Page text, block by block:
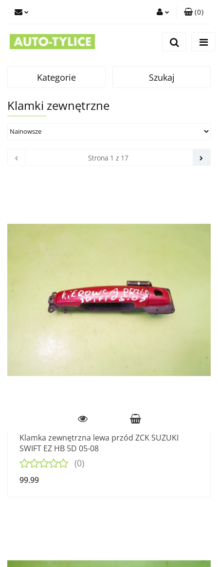
(0)
Kategorie Szukaj
Klamki zewnętrzne
Klamka zewnętrzna lewa przód ZCK SUZUKI
SWIFT EZ HB 5D 05-08
(0)
99.99